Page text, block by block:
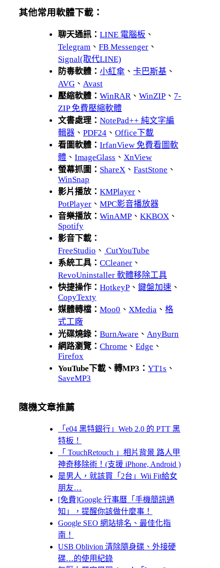
其他常用軟體下載：
聊天通訊：LINE 電腦板 、
Telegram 、FB Messenger 、
Signal(取代LINE)
防毒軟體：小紅傘 、卡巴斯基 、
AVG 、 Avast
壓縮軟體：WinRAR 、WinZIP 、 7-
ZIP 免費壓縮軟體
文書處理：NotePad++ 純文字編
輯器 、PDF24 、Office下載
看圖軟體：IrfanView 免費看圖軟
體 、ImageGlass 、 XnView
螢幕抓圖： ShareX 、FastStone 、
WinSnap
影片播放：KMPlayer 、
PotPlayer 、MPC影音播放器
音樂播放：WinAMP 、KKBOX 、
Spotify
影音下載：
FreeStudio 、 CutYouTube
系統工具：CCleaner 、
RevoUninstaller 軟體移除工具
快捷操作：HotkeyP 、鍵盤加速 、
CopyTexty
媒體轉檔：Moo0 、 XMedia 、格
式工廠
光碟燒錄：BurnAware 、 AnyBurn
網路瀏覽：Chrome 、Edge 、
Firefox
YouTube下載、轉MP3：YT1s 、
SaveMP3
隨機文章推薦
「e04 黑特銀行」Web 2.0 的 PTT 黑
特板！
「 TouchRetouch 」相片背景 路人甲
神奇移除術！(支援 iPhone, Android )
是男人，就該買「2台」Wii Fit給女
朋友…
[免費]Google 行事曆「手機簡訊通
知」，提醒你該做什麼事！
Google SEO 網站排名、最佳化指
南！
USB Oblivion 清除隨身碟、外接硬
碟…的使用紀錄